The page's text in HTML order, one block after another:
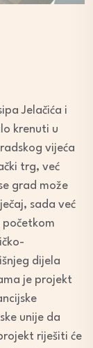
Jelačića i
krenuti u
vijeća
trg, već
grad može
sada već
dijela
je projekt
unije da
riješiti će